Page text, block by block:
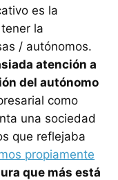
es la
la
/ autónomos.
atención a
del autónomo
como
una sociedad
que reflejaba
propiamente
que más está